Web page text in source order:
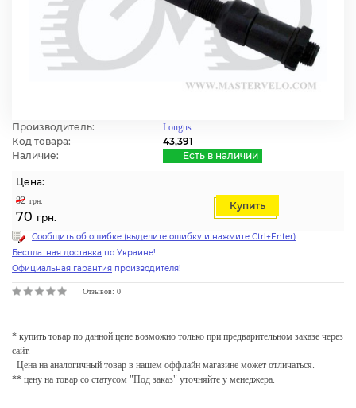
Производитель: Longus
Код товара:
43,391
Наличие:
Есть в наличии
Цена:
82 грн.
70 грн.
Купить
Сообщить об ошибке (выделите ошибку и нажмите Ctrl+Enter)
Бесплатная доставка по Украине!
Официальная гарантия производителя!
Отзывов: 0
* купить товар по данной цене возможно только при предварительном заказе через
сайт.
Цена на аналогичный товар в нашем оффлайн магазине может отличаться.
** цену на товар со статусом "Под заказ" уточняйте у менеджера.